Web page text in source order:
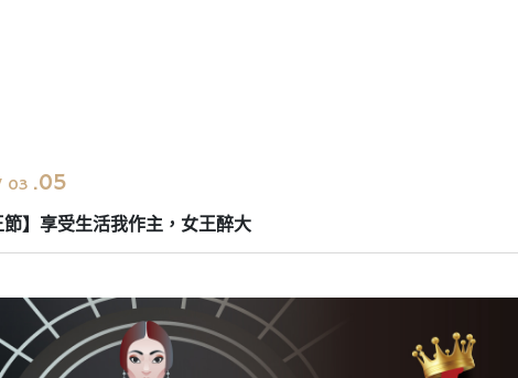
03 .05
節】享受生活我作主，女王醉大